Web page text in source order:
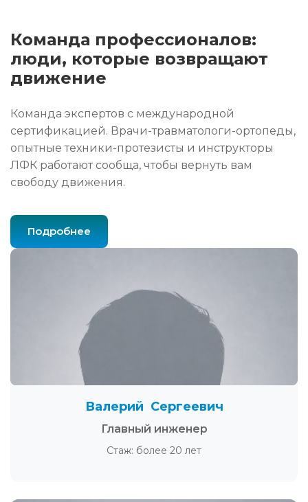
Команда профессионалов:
люди, которые возвращают
движение
Команда экспертов с международной
сертификацией. Врачи-травматологи-ортопеды,
опытные техники-протезисты и инструкторы
ЛФК работают сообща, чтобы вернуть вам
свободу движения.
Подробнее
Валерий Сергеевич
Главный инженер
Стаж: более 20 лет